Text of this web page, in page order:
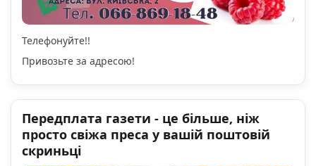
Телефонуйте!!
Привозьте за адресою!
Передплата газети - це більше, ніж
просто свіжа преса у вашій поштовій
скриньці